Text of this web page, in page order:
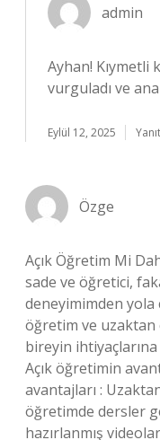
admin
Ayhan! Kıymetli
vurguladı ve
Eylül 12, 2025
Özge
Açık Öğretim Mi
sade ve öğretici,
deneyimimden yola
öğretim ve uzaktan
bireyin
Açık öğretimin
avantajları :
öğretimde dersler
hazırlanmış